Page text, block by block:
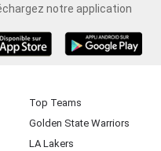
notre application
Top Teams
Golden State Warriors
LA Lakers